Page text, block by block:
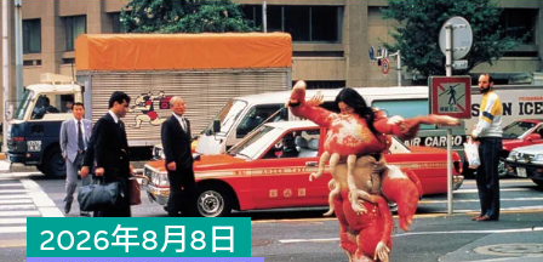
2026年8月8日